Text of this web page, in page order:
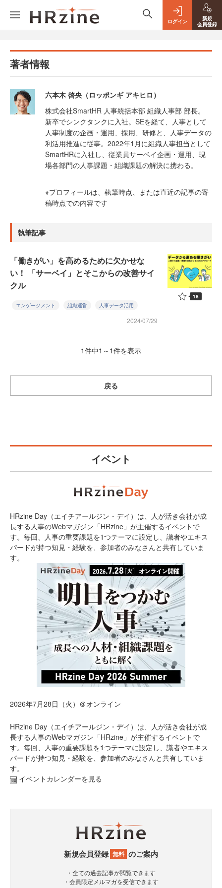
ログイン
新規
会員登録
著者情報
六本木 啓央（ロッポンギ アキヒロ）
株式会社SmartHR 人事統括本部 組織人事部 部長。
新卒でシンクタンクに入社。SEを経て、人事として
人事制度の企画・運用、採用、研修と、人事データの
利活用推進に従事。2022年1月に組織人事担当として
SmartHRに入社し、従業員サーベイ企画・運用、現
場各部門の人事課題・組織課題の解決に携わる。
※プロフィールは、執筆時点、または直近の記事の寄
稿時点での内容です
執筆記事
「働きがい」を高めるために欠かせな
い！ 「サーベイ」とそこからの改善サイ
クル
エンゲージメント 組織運営 人事データ活用
2024/07/29
18
1件中1～1件を表示
戻る
イベント
HRzine Day（エイチアールジン・デイ）は、人が活き会社が成
長する人事のWebマガジン「HRzine」が主催するイベントで
す。毎回、人事の重要課題を1つテーマに設定し、識者やエキス
パードが持つ知見・経験を、参加者のみなさんと共有していま
す。
2026年7月28日（火）＠オンライン
HRzine Day（エイチアールジン・デイ）は、人が活き会社が成
長する人事のWebマガジン「HRzine」が主催するイベントで
す。毎回、人事の重要課題を1つテーマに設定し、識者やエキス
パードが持つ知見・経験を、参加者のみなさんと共有していま
す。
イベントカレンダーを見る
新規会員登録 無料 のご案内
・全ての過去記事が閲覧できます
・会員限定メルマガを受信できます